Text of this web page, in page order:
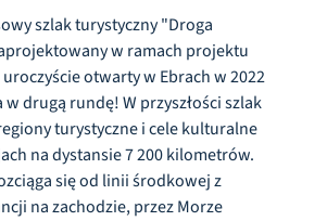
szlak turystyczny "Droga
w ramach projektu
otwarty w Ebrach w 2022
drugą rundę! W przyszłości szlak
turystyczne i cele kulturalne
na dystansie 7 200 kilometrów.
się od linii środkowej z
na zachodzie, przez Morze